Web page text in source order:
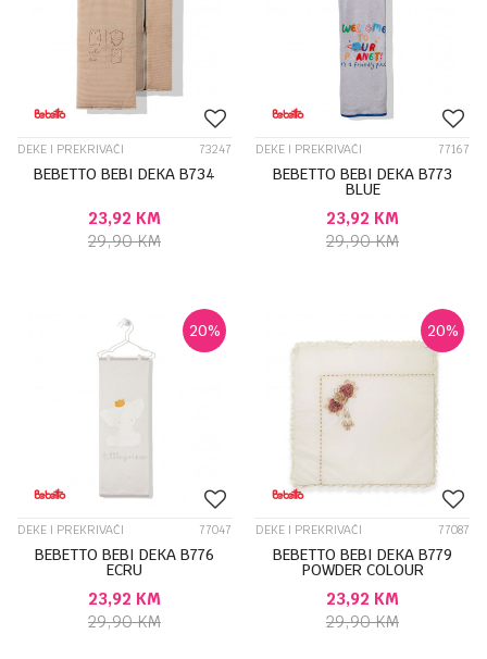
DEKE I PREKRIVAČI 73247
BEBETTO BEBI DEKA B734
23,92 KM
29,90KM
DEKE I PREKRIVAČI 77167
BEBETTO BEBI DEKA B773
BLUE
23,92 KM
29,90KM
20%
DEKE I PREKRIVAČI 77047
BEBETTO BEBI DEKA B776
ECRU
23,92 KM
29,90KM
20%
DEKE I PREKRIVAČI 77087
BEBETTO BEBI DEKA B779
POWDER COLOUR
23,92 KM
29,90KM